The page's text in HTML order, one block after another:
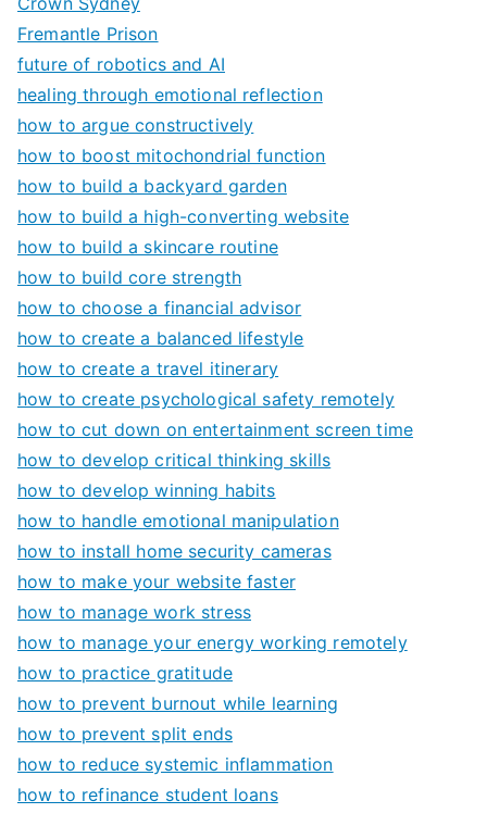
Fremantle Prison
future of robotics and AI
healing through emotional reflection
how to argue constructively
how to boost mitochondrial function
how to build a backyard garden
how to build a high-converting website
how to build a skincare routine
how to build core strength
how to choose a financial advisor
how to create a balanced lifestyle
how to create a travel itinerary
how to create psychological safety remotely
how to cut down on entertainment screen time
how to develop critical thinking skills
how to develop winning habits
how to handle emotional manipulation
how to install home security cameras
how to make your website faster
how to manage work stress
how to manage your energy working remotely
how to practice gratitude
how to prevent burnout while learning
how to prevent split ends
how to reduce systemic inflammation
how to refinance student loans